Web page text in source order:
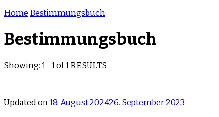
Home Bestimmungsbuch
Bestimmungsbuch
Showing: 1 - 1 of 1 RESULTS
Updated on18. August 202426. September 2023